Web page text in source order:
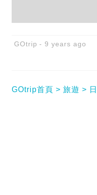
GOtrip 9 years ago
GOtrip首頁 旅遊